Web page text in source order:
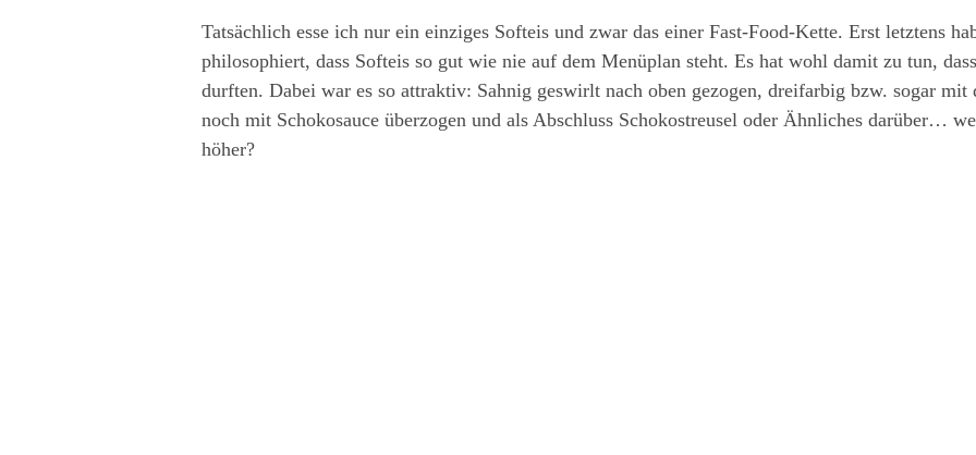
Tatsächlich esse ich nur ein einziges Softeis und zwar das einer Fast-Food-Kette. Erst letztens
philosophiert, dass Softeis so gut wie nie auf dem Menüplan steht. Es hat wohl damit zu tun,
durften. Dabei war es so attraktiv: Sahnig geswirlt nach oben gezogen, dreifarbig bzw. sogar mit
noch mit Schokosauce überzogen und als Abschluss Schokostreusel oder Ähnliches darüber…
höher?